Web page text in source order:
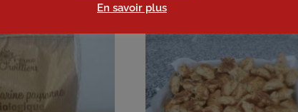
En savoir plus